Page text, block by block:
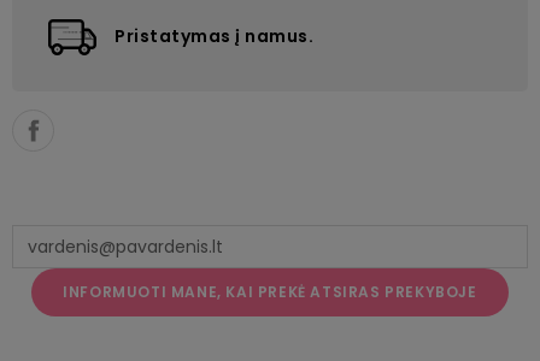
INFORMUOTI MANE, KAI PREKĖ ATSIRAS PREKYBOJE
Pristatymas į namus.